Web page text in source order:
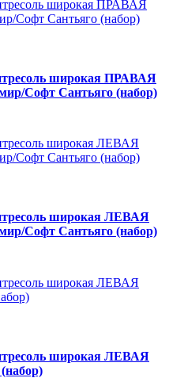
широкая ПРАВАЯ
Софт Сантьяго (набор)
широкая ЛЕВАЯ
Софт Сантьяго (набор)
широкая ЛЕВАЯ